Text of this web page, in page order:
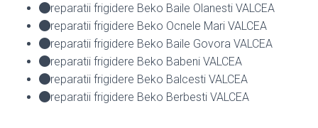
reparatii frigidere Beko Baile Olanesti VALCEA
reparatii frigidere Beko Ocnele Mari VALCEA
reparatii frigidere Beko Baile Govora VALCEA
reparatii frigidere Beko Babeni VALCEA
reparatii frigidere Beko Balcesti VALCEA
reparatii frigidere Beko Berbesti VALCEA